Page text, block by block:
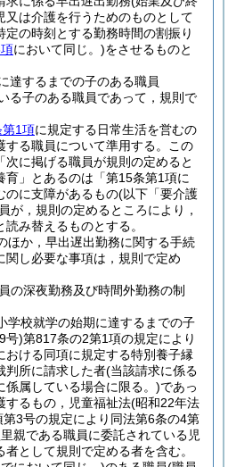
又は介護を行うためのものとして
定の時刻とする勤務時間の割振り
において同じ。)をさせるものと
達するまでの子のある職員
る子のある職員であって，規則で
1項に規定する日常生活を営むの
る職員について準用する。
この
次に掲げる職員が規則の定めると
育」とあるのは「第15条第1項に
のに支障があるもの(以下「要介護
が，規則の定めるところにより，
み替えるものとする。
ほか，早出遅出勤務に関する手続
関し必要な事項は，規則で定め
の深夜勤務及び時間外勤務の制
学校就学の始期に達するまでの子
号)第817条の2第1項の規定により
おける同項に規定する特別養子縁
判所に請求した者(当該請求に係る
係属している場合に限る。)であっ
するもの，児童福祉法(昭和22年法
3号の規定により同法第6条の4第
親である職員に委託されている児
として規則で定める者を含む。